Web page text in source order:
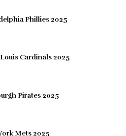
Phillies 2025
Cardinals 2025
Pirates 2025
Mets 2025